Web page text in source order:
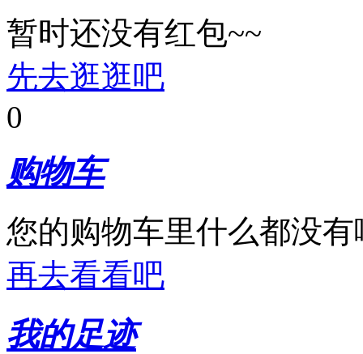
暂时还没有红包~~
先去逛逛吧
0
购物车
您的购物车里什么都没有
再去看看吧
我的足迹